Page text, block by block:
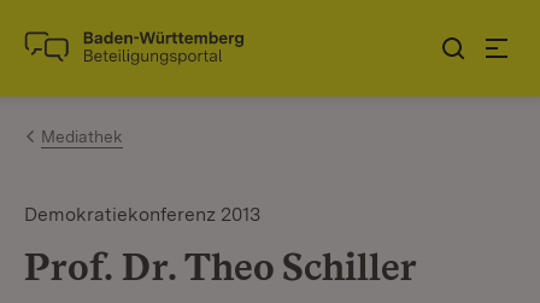
Zum Inhalt springen
Link zur Startseite
Mediathek
Demokratiekonferenz 2013
Prof. Dr. Theo Schiller